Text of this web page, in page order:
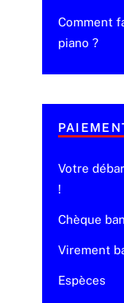
Comment
piano ?
Votre
!
Chèque
Virement
Espèces